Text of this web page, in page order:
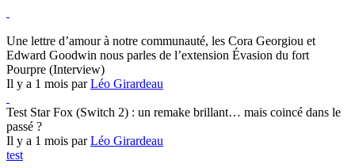
Une lettre d’amour à notre communauté, les Cora Georgiou et
Edward Goodwin nous parles de l’extension Évasion du fort
Pourpre (Interview)
Il y a 1 mois parLéo Girardeau
Test Star Fox (Switch 2) : un remake brillant… mais coincé dans le
passé ?
Il y a 1 mois parLéo Girardeau
test